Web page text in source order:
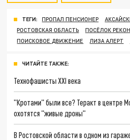
ТЕГИ: ПРОПАЛ ПЕНСИОНЕР
РОСТОВСКАЯ ОБЛАСТЬ
ПОСЁЛОК
ПОИСКОВОЕ ДВИЖЕНИЕ
ЛИЗА АЛЕРТ
ЧИТАЙТЕ ТАКЖЕ:
Технофашисты XXI века
"Кротами" были все? Теракт в центре
охотятся "живые дроны"
В Ростовской области в одном из